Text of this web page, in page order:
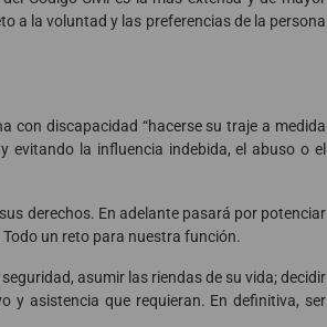
a la voluntad y las preferencias de la persona
con discapacidad “hacerse su traje a medida
evitando la influencia indebida, el abuso o el
derechos. En adelante pasará por potenciar
un reto para nuestra función.
asumir las riendas de su vida; decidir
y asistencia que requieran. En definitiva, ser